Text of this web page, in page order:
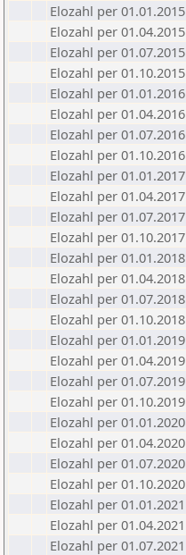
Elozahl per 01.01.2015
Elozahl per 01.04.2015
Elozahl per 01.07.2015
Elozahl per 01.10.2015
Elozahl per 01.01.2016
Elozahl per 01.04.2016
Elozahl per 01.07.2016
Elozahl per 01.10.2016
Elozahl per 01.01.2017
Elozahl per 01.04.2017
Elozahl per 01.07.2017
Elozahl per 01.10.2017
Elozahl per 01.01.2018
Elozahl per 01.04.2018
Elozahl per 01.07.2018
Elozahl per 01.10.2018
Elozahl per 01.01.2019
Elozahl per 01.04.2019
Elozahl per 01.07.2019
Elozahl per 01.10.2019
Elozahl per 01.01.2020
Elozahl per 01.04.2020
Elozahl per 01.07.2020
Elozahl per 01.10.2020
Elozahl per 01.01.2021
Elozahl per 01.04.2021
Elozahl per 01.07.2021